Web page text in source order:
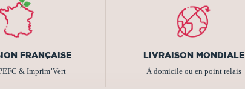
FRANÇAISE
& Imprim’Vert
LIVRAISON MONDIALE
À domicile ou en point relais